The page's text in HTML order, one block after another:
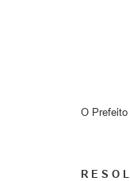
O
R E S O